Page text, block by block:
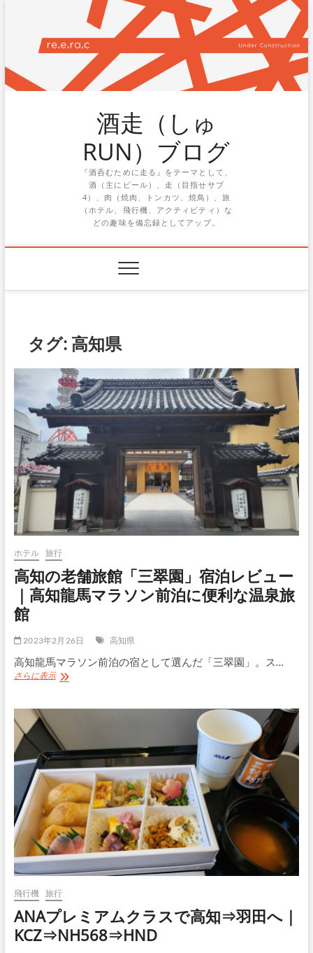
酒走（しゅ
RUN）ブログ
『酒呑むために走る』をテーマとして、
酒（主にビール）、走（目指せサブ
4）、肉（焼肉、トンカツ、焼鳥）、旅
（ホテル、飛行機、アクティビティ）な
どの趣味を備忘録としてアップ。
タグ: 高知県
ホテル 旅行
高知の老舗旅館「三翠園」宿泊レビュー
｜高知龍馬マラソン前泊に便利な温泉旅
館
2023年2月26日 高知県
高知龍馬マラソン前泊の宿として選んだ「三翠園」。ス…
さらに表示高
旅
館
「三
翠
園」
宿
泊
レ
ビ
ュ
ー
｜
高
知
龍
馬
マ
飛行機 旅行
ANAプレミアムクラスで高知⇒羽田へ｜
KCZ⇒NH568⇒HND